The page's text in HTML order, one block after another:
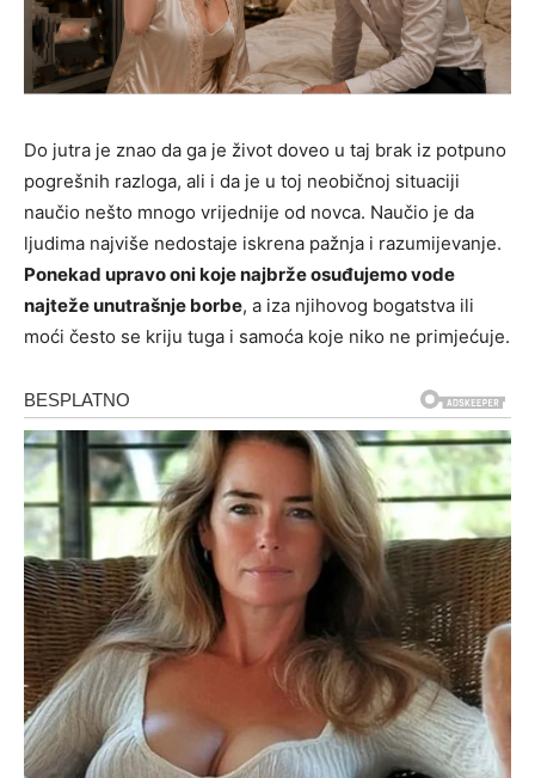
Do jutra je znao da ga je život doveo u taj brak iz potpuno
pogrešnih razloga, ali i da je u toj neobičnoj situaciji
naučio nešto mnogo vrijednije od novca. Naučio je da
ljudima najviše nedostaje iskrena pažnja i razumijevanje.
Ponekad upravo oni koje najbrže osuđujemo vode
najteže unutrašnje borbe, a iza njihovog bogatstva ili
moći često se kriju tuga i samoća koje niko ne primjećuje.